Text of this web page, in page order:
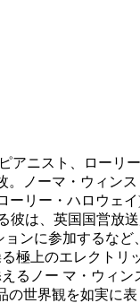
アニスト、ロー
ノーマ・ウィン
ーリー・ハロウェ
彼は、英国国営
ンに参加するな
極上のエレクト
るノー マ・ウィ
世界観を如実に